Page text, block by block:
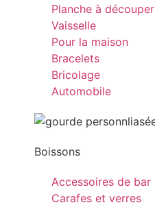
Planche à découper
Vaisselle
Pour la maison
Bracelets
Bricolage
Automobile
Boissons
Accessoires de bar
Carafes et verres